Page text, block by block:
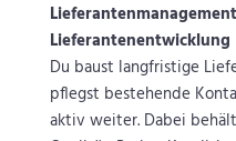
Lieferantenentwicklung
Du baust langfristige
pflegst bestehende
aktiv weiter. Dabei